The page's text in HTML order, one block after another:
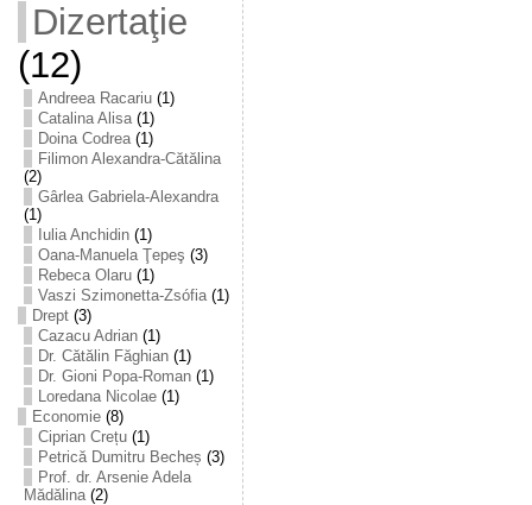
Dizertaţie
(12)
Andreea Racariu(1)
Catalina Alisa(1)
Doina Codrea(1)
Filimon Alexandra-Cătălina
(2)
Gârlea Gabriela-Alexandra
(1)
Iulia Anchidin(1)
Oana-Manuela Ţepeş (3)
Rebeca Olaru(1)
Vaszi Szimonetta-Zsófia(1)
Drept(3)
Cazacu Adrian(1)
Dr. Cătălin Făghian(1)
Dr. Gioni Popa-Roman(1)
Loredana Nicolae(1)
Economie(8)
Ciprian Crețu(1)
Petrică Dumitru Becheș (3)
Prof. dr. Arsenie Adela
Mădălina(2)